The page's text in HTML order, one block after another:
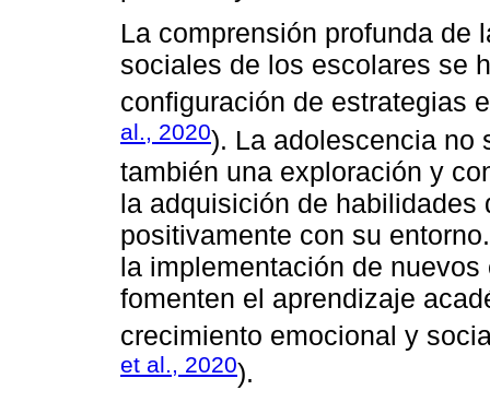
La comprensión profunda de
sociales de los escolares se
configuración de estrategias
al., 2020). La adolescencia no
también una exploración y
la adquisición de habilidades
positivamente con su
la implementación de
fomenten el aprendizaje
crecimiento emocional y
et al., 2020).